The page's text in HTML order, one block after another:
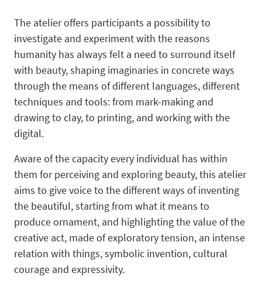
The atelier offers participants a possibility to
investigate and experiment with the reasons
humanity has always felt a need to surround itself
with beauty, shaping imaginaries in concrete ways
through the means of different languages, different
techniques and tools: from mark-making and
drawing to clay, to printing, and working with the
digital.
Aware of the capacity every individual has within
them for perceiving and exploring beauty, this atelier
aims to give voice to the different ways of inventing
the beautiful, starting from what it means to
produceornament, and highlighting the value of the
creative act, made of exploratory tension, an intense
relation with things, symbolic invention, cultural
courage and expressivity.